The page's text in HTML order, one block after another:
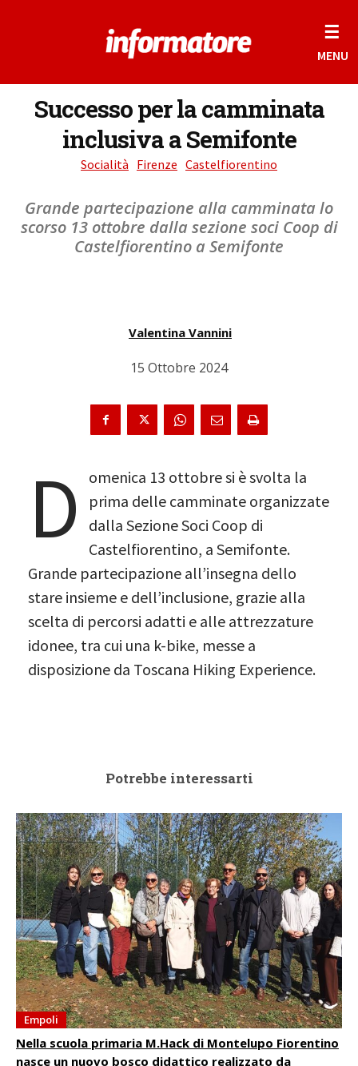
☰
MENU
Successo per la camminata
inclusiva a Semifonte
Socialità Firenze Castelfiorentino
Grande partecipazione alla camminata lo
scorso 13 ottobre dalla sezione soci Coop di
Castelfiorentino a Semifonte
Valentina Vannini
15 Ottobre 2024
D
omenica 13 ottobre si è svolta la
prima delle camminate organizzate
dalla Sezione Soci Coop di
Castelfiorentino, a Semifonte.
Grande partecipazione all’insegna dello
stare insieme e dell’inclusione, grazie alla
scelta di percorsi adatti e alle attrezzature
idonee, tra cui una k-bike, messe a
disposizione da Toscana Hiking Experience.
Potrebbe interessarti
Empoli
Nella scuola primaria M.Hack di Montelupo Fiorentino
nasce un nuovo bosco didattico realizzato da